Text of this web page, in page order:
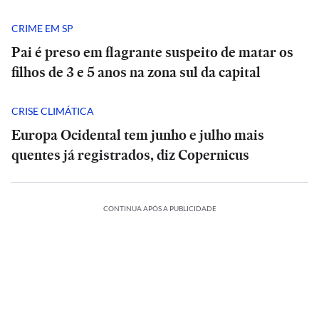
CRIME EM SP
Pai é preso em flagrante suspeito de matar os
filhos de 3 e 5 anos na zona sul da capital
CRISE CLIMÁTICA
Europa Ocidental tem junho e julho mais
quentes já registrados, diz Copernicus
CONTINUA APÓS A PUBLICIDADE